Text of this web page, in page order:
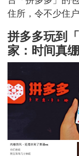
住所，令不少住户
拼多多玩到
家：时间真